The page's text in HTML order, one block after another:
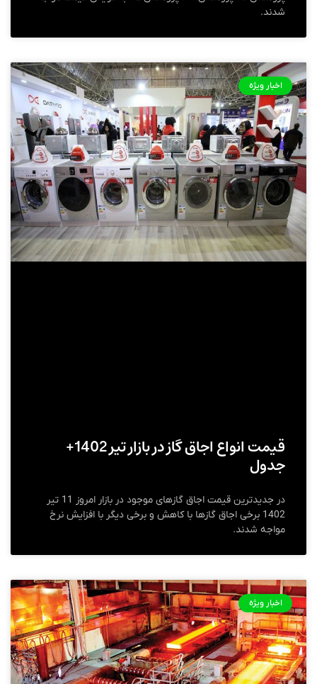
شدند.
اخبار ویژه
قیمت انواع اجاق گاز در بازار تیر 1402+
جدول
در جدیدترین قیمت اجاق گازهای موجود در بازار امروز 11 تیر
1402 برخی اجاق گازها با کاهش و برخی دیگر با افزایش نرخ
مواجه شدند.
اخبار ویژه